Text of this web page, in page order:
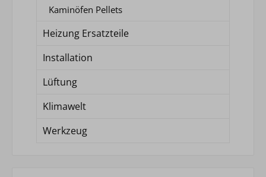
Kaminöfen Pellets
Heizung Ersatzteile
Installation
Lüftung
Klimawelt
Werkzeug